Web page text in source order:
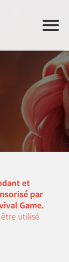
et
par
Game.
utilisé